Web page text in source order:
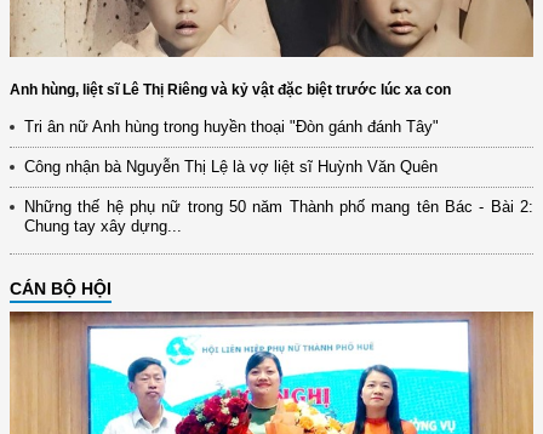
Anh hùng, liệt sĩ Lê Thị Riêng và kỷ vật đặc biệt trước lúc xa con
Tri ân nữ Anh hùng trong huyền thoại "Đòn gánh đánh Tây"
Công nhận bà Nguyễn Thị Lệ là vợ liệt sĩ Huỳnh Văn Quên
Những thế hệ phụ nữ trong 50 năm Thành phố mang tên Bác - Bài 2:
Chung tay xây dựng...
CÁN BỘ HỘI